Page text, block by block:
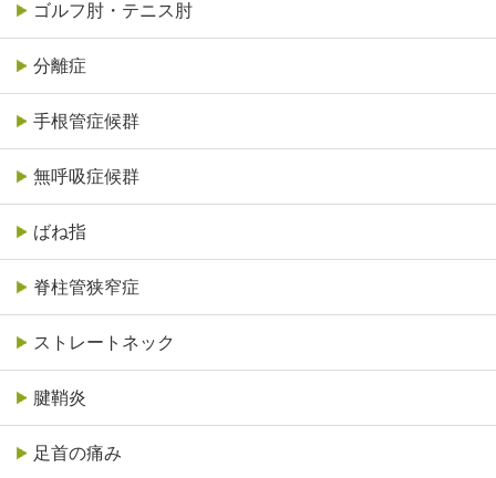
ゴルフ肘・テニス肘
分離症
手根管症候群
無呼吸症候群
ばね指
脊柱管狭窄症
ストレートネック
腱鞘炎
足首の痛み